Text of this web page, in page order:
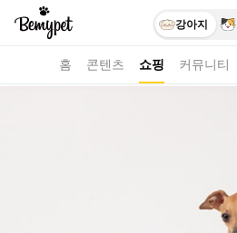
강아지
홈 콘텐츠 쇼핑 커뮤니티